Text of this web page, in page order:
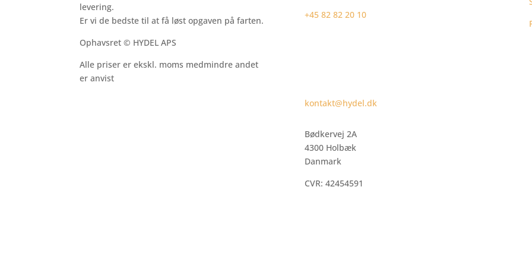
levering.
Er vi de bedste til at få løst opgaven på farten.
Ophavsret © HYDEL APS
Alle priser er ekskl. moms medmindre andet
er anvist
+45 82 82 20 10
kontakt@hydel.dk
Bødkervej 2A
4300 Holbæk
Danmark
CVR: 42454591